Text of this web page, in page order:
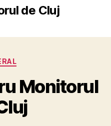
de Cluj
Monitorul